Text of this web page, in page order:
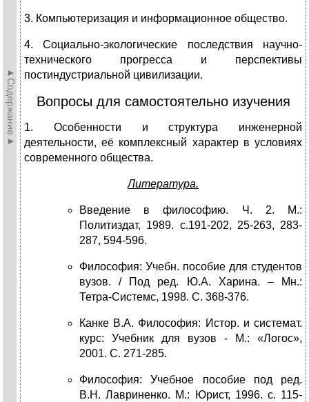
►Содержание►
3. Компьютеризация и информационное общество.
4. Социально-экологические последствия научно-
технического прогресса и перспективы
постиндустриальной цивилизации.
Вопросы для самостоятельно изучения
1. Особенности и структура инженерной
деятельности, её комплексный характер в условиях
современного общества.
Литература.
Введение в философию. Ч. 2. М.:
Политиздат, 1989. с.191-202, 25-263, 283-
287, 594-596.
Философия: Учебн. пособие для студентов
вузов. / Под ред. Ю.А. Харина. – Мн.:
Тетра-Системс, 1998. С. 368-376.
Канке В.А. Философия: Истор. и системат.
курс: Учебник для вузов - М.: «Логос»,
2001. С. 271-285.
Философия: Учебное пособие под ред.
В.Н. Лавриненко. М.: Юрист, 1996. с. 115-